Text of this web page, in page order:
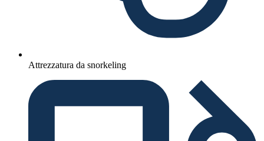
Attrezzatura da snorkeling